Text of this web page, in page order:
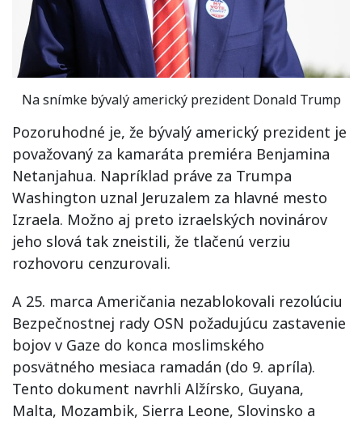
Na snímke bývalý americký prezident Donald Trump
Pozoruhodné je, že bývalý americký prezident je
považovaný za kamaráta premiéra Benjamina
Netanjahua. Napríklad práve za Trumpa
Washington uznal Jeruzalem za hlavné mesto
Izraela. Možno aj preto izraelských novinárov
jeho slová tak zneistili, že tlačenú verziu
rozhovoru cenzurovali.
A 25. marca Američania nezablokovali rezolúciu
Bezpečnostnej rady OSN požadujúcu zastavenie
bojov v Gaze do konca moslimského
posvätného mesiaca ramadán (do 9. apríla).
Tento dokument navrhli Alžírsko, Guyana,
Malta, Mozambik, Sierra Leone, Slovinsko a